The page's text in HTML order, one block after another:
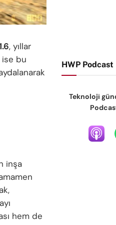
, yıllar
bu
inşa
hem de
HWP Podcast
Teknoloji